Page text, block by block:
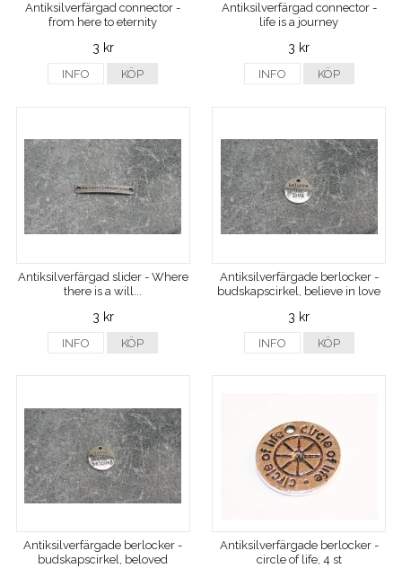
Antiksilverfärgad connector -
from here to eternity
3 kr
INFO KÖP
Antiksilverfärgad connector -
life is a journey
3 kr
INFO KÖP
Antiksilverfärgad slider - Where
there is a will...
3 kr
INFO KÖP
Antiksilverfärgade berlocker -
budskapscirkel, believe in love
3 kr
INFO KÖP
Antiksilverfärgade berlocker -
budskapscirkel, beloved
Antiksilverfärgade berlocker -
circle of life, 4 st